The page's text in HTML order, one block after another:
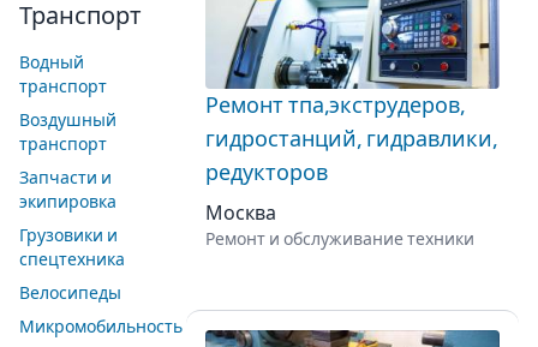
Транспорт
Водный
транспорт
Воздушный
транспорт
Запчасти и
экипировка
Грузовики и
спецтехника
Велосипеды
Микромобильность
Ремонт тпа,экструдеров,
гидростанций, гидравлики,
редукторов
Москва
Ремонт и обслуживание техники